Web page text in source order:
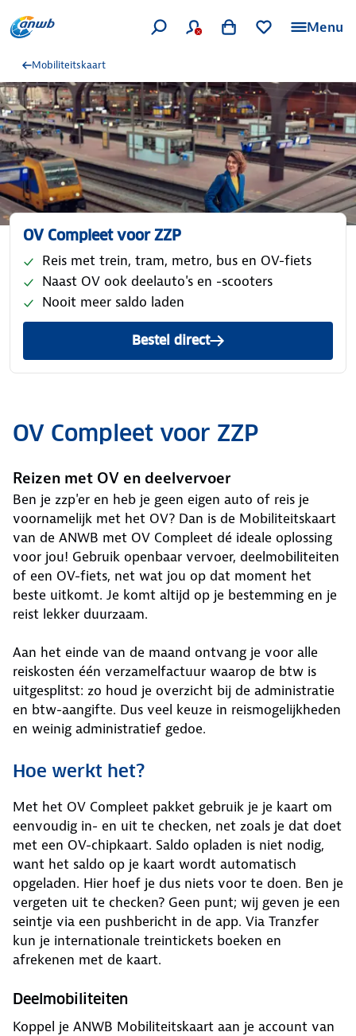
Menu
Mobiliteitskaart
OV Compleet voor ZZP
Reis met trein, tram, metro, bus en OV-fiets
Naast OV ook deelauto's en -scooters
Nooit meer saldo laden
Bestel direct
OV Compleet voor ZZP
Reizen met OV en deelvervoer
Ben je zzp'er en heb je geen eigen auto of reis je
voornamelijk met het OV? Dan is de Mobiliteitskaart
van de ANWB met OV Compleet dé ideale oplossing
voor jou! Gebruik openbaar vervoer, deelmobiliteiten
of een OV-fiets, net wat jou op dat moment het
beste uitkomt. Je komt altijd op je bestemming en je
reist lekker duurzaam.
Aan het einde van de maand ontvang je voor alle
reiskosten één verzamelfactuur waarop de btw is
uitgesplitst: zo houd je overzicht bij de administratie
en btw-aangifte. Dus veel keuze in reismogelijkheden
en weinig administratief gedoe.
Hoe werkt het?
Met het OV Compleet pakket gebruik je je kaart om
eenvoudig in- en uit te checken, net zoals je dat doet
met een OV-chipkaart. Saldo opladen is niet nodig,
want het saldo op je kaart wordt automatisch
opgeladen. Hier hoef je dus niets voor te doen. Ben je
vergeten uit te checken? Geen punt; wij geven je een
seintje via een pushbericht in de app. Via Tranzfer
kun je internationale treintickets boeken en
afrekenen met de kaart.
Deelmobiliteiten
Koppel je ANWB Mobiliteitskaart aan je account van